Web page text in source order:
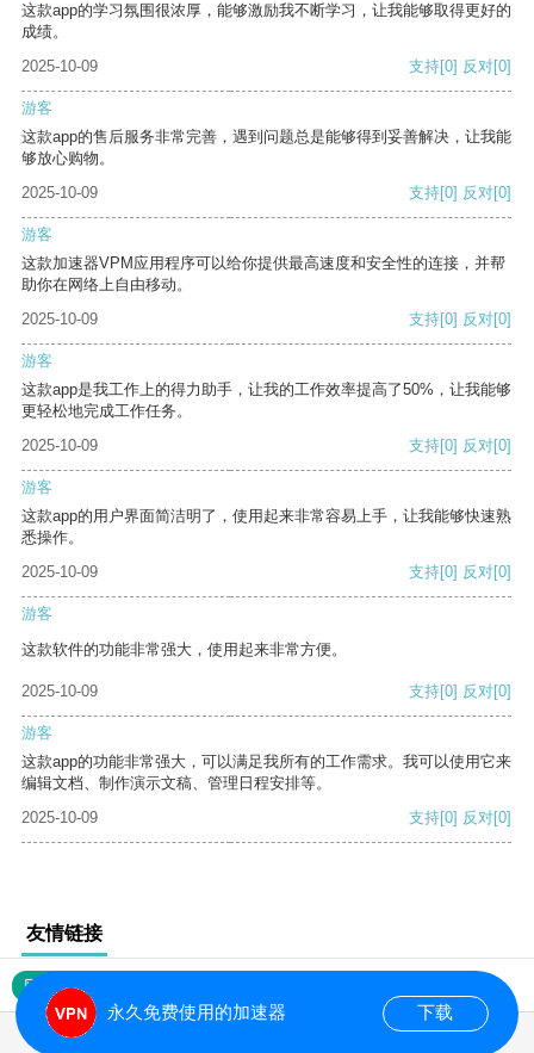
这款app的学习氛围很浓厚，能够激励我不断学习，让我能够取得更好的
成绩。
2025-10-09
支持[0] 反对[0]
游客
这款app的售后服务非常完善，遇到问题总是能够得到妥善解决，让我能
够放心购物。
2025-10-09
支持[0] 反对[0]
游客
这款加速器VPM应用程序可以给你提供最高速度和安全性的连接，并帮
助你在网络上自由移动。
2025-10-09
支持[0] 反对[0]
游客
这款app是我工作上的得力助手，让我的工作效率提高了50%，让我能够
更轻松地完成工作任务。
2025-10-09
支持[0] 反对[0]
游客
这款app的用户界面简洁明了，使用起来非常容易上手，让我能够快速熟
悉操作。
2025-10-09
支持[0] 反对[0]
游客
这款软件的功能非常强大，使用起来非常方便。
2025-10-09 支持[0] 反对[0]
游客
这款app的功能非常强大，可以满足我所有的工作需求。我可以使用它来
编辑文档、制作演示文稿、管理日程安排等。
2025-10-09
支持[0] 反对[0]
友情链接
网站地图
永久免费使用的加速器 下载